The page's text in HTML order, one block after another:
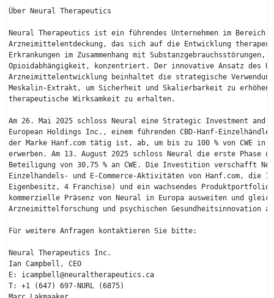
Über Neural Therapeutics
Neural Therapeutics ist ein führendes Unternehmen im Bereich
Arzneimittelentdeckung, das sich auf die Entwicklung
Erkrankungen im Zusammenhang mit
Opioidabhängigkeit, konzentriert. Der innovative Ansatz des
Arzneimittelentwicklung beinhaltet die strategische Verwendung
Meskalin-Extrakt, um Sicherheit und Skalierbarkeit zu
therapeutische Wirksamkeit zu erhalten.
Am 26. Mai 2025 schloss Neural eine Strategic Investment and
European Holdings Inc., einem führenden CBD-Hanf-
der Marke Hanf.com tätig ist, ab, um bis zu 100 % von CWE in
erwerben. Am 13. August 2025 schloss Neural die erste Phase
Beteiligung von 30,75 % an CWE. Die Investition verschafft
Einzelhandels- und E-Commerce-Aktivitäten von Hanf.com, die
Eigenbesitz, 4 Franchise) und ein wachsendes
kommerzielle Präsenz von Neural in Europa ausweiten und
Arzneimittelforschung und psychischen Gesundheitsinnovation
Für weitere Anfragen kontaktieren Sie bitte:
Neural Therapeutics Inc.
Ian Campbell, CEO
E: icampbell@neuraltherapeutics.ca
T: +1 (647) 697-NURL (6875)